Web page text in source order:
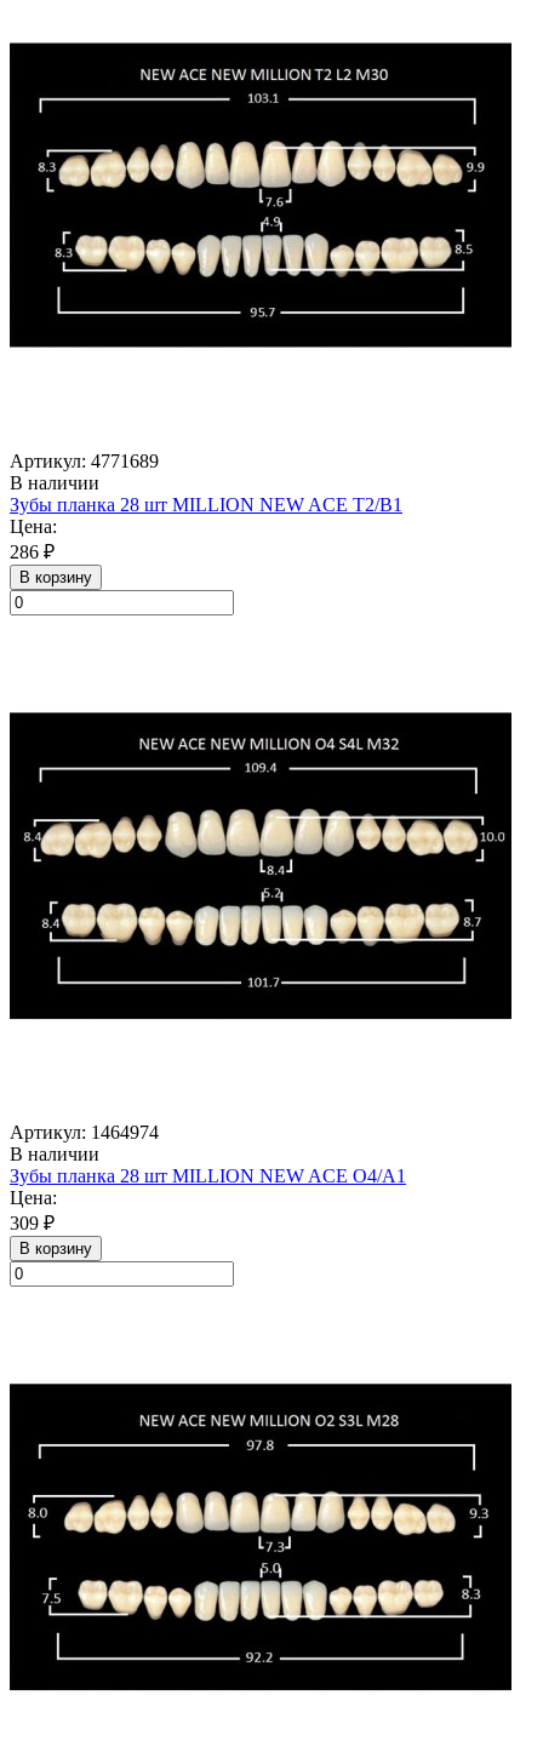
Артикул: 4771689
В наличии
Зубы планка 28 шт MILLION NEW ACE T2/B1
Цена:
286 ₽
В корзину
Артикул: 1464974
В наличии
Зубы планка 28 шт MILLION NEW ACE O4/A1
Цена:
309 ₽
В корзину